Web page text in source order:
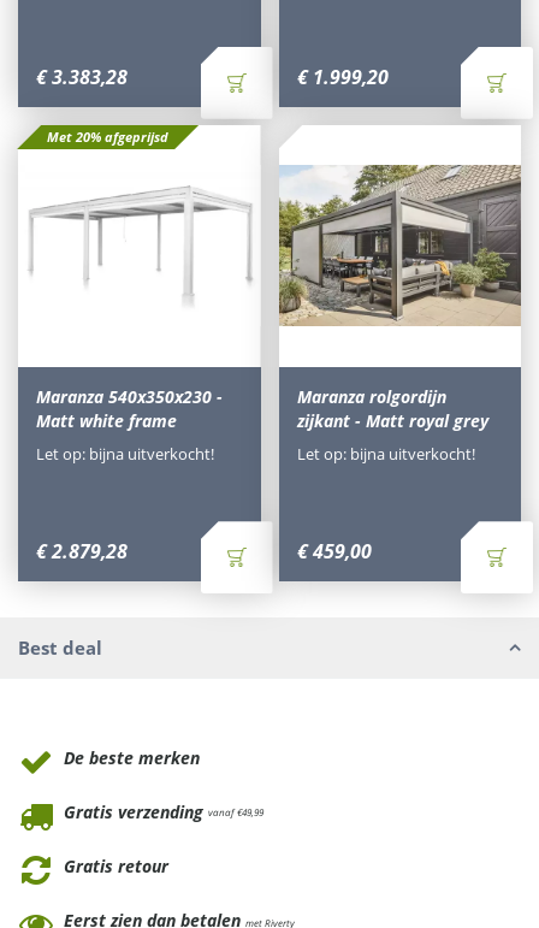
€3.383,28 € 1.999,20
Met 20% afgeprijsd
Maranza 540x350x230 -
Matt white frame
€2.879,28
Let op: bijna uitverkocht!
Maranza rolgordijn
zijkant - Matt royal grey
€ 459,00
Let op: bijna uitverkocht!
Best deal
De beste merken
Gratis verzending vanaf €49,99
Gratis retour
Eerst zien dan betalen met Riverty